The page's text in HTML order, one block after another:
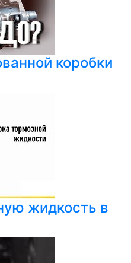
коробки
жидкость в